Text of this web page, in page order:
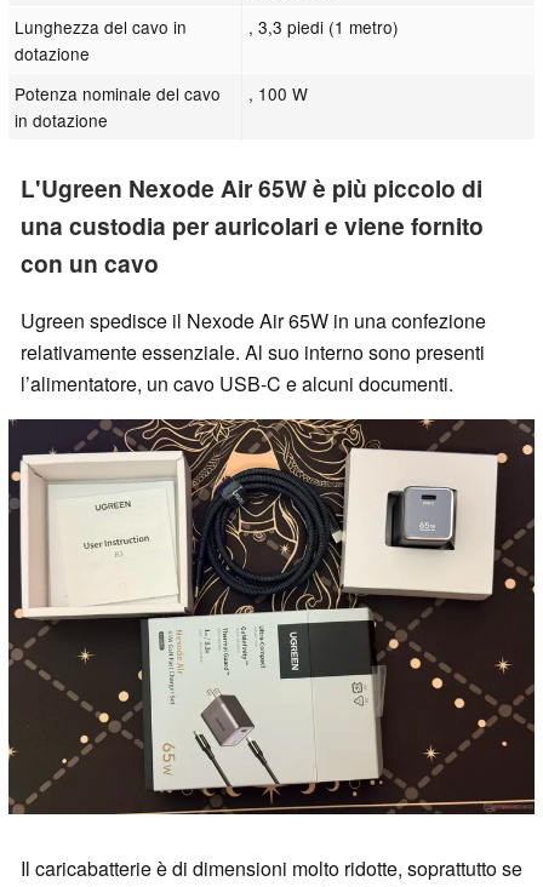
Lunghezza del cavo in
dotazione
, 3,3 piedi (1 metro)
Potenza nominale del cavo
in dotazione
, 100 W
L'Ugreen Nexode Air 65W è più piccolo di
una custodia per auricolari e viene fornito
con un cavo
Ugreen spedisce il Nexode Air 65W in una confezione
relativamente essenziale. Al suo interno sono presenti
l’alimentatore, un cavo USB-C e alcuni documenti.
Il caricabatterie è di dimensioni molto ridotte, soprattutto se